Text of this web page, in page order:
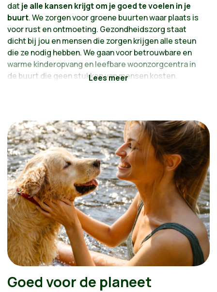
dat je alle kansen krijgt om je goed te voelen in je
buurt. We zorgen voor groene buurten waar plaats is
voor rust en ontmoeting. Gezondheidszorg staat
dicht bij jou en mensen die zorgen krijgen alle steun
die ze nodig hebben. We gaan voor betrouwbare en
warme kinderopvang en leefbare woonzorgcentra in
de buurt die geen stukken van mensen kosten.
Goed voor de planeet